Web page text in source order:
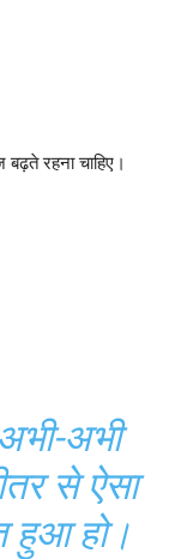
रहना चाहिए।
अभी
से ऐसा
हुआ हो।